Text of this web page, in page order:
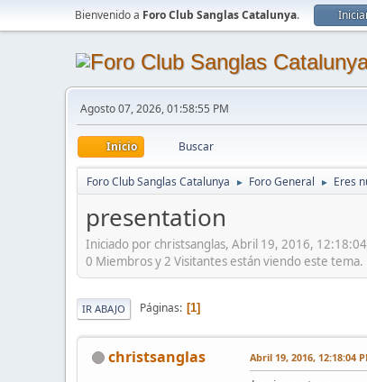
Bienvenido a Foro Club Sanglas Catalunya.
Agosto 07, 2026, 01:58:55 PM
Inicio Buscar
Foro Club Sanglas Catalunya ► Foro General ► Eres
presentation
Iniciado por christsanglas, Abril 19, 2016,
0 Miembros y 2 Visitantes están viendo este tema.
IR ABAJO Páginas 1
christsanglas Abril 19, 2016, 12:18:04